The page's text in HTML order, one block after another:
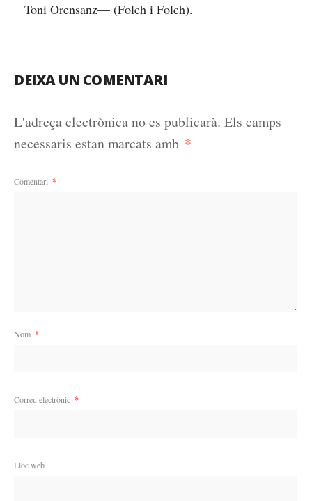
Toni Orensanz— (Folch i Folch).
DEIXA UN COMENTARI
L'adreça electrònica no es publicarà. Els camps
necessaris estan marcats amb *
Comentari *
Nom *
Correu electrònic *
Lloc web